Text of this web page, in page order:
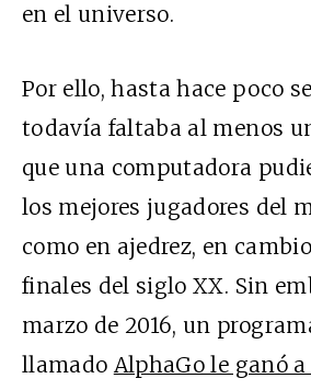
en el universo.
Por ello, hasta hace poco
todavía faltaba al menos
que una computadora
los mejores jugadores del
como en ajedrez, en
finales del siglo XX. Sin
marzo de 2016, un
llamado AlphaGo le ganó a